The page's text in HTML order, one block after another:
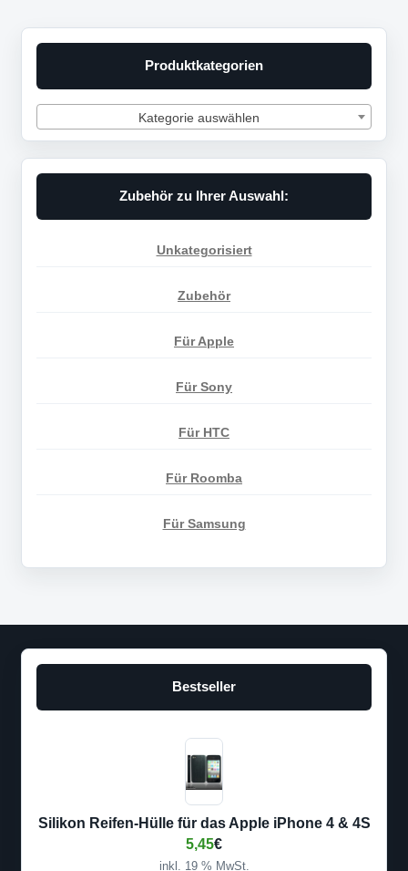
Produktkategorien
Kategorie auswählen
Zubehör zu Ihrer Auswahl:
Unkategorisiert
Zubehör
Für Apple
Für Sony
Für HTC
Für Roomba
Für Samsung
Bestseller
Silikon Reifen-Hülle für das Apple iPhone 4 & 4S
5,45€
inkl. 19 % MwSt.